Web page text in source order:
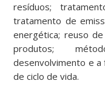
resíduos;
tratamento de
energética; reuso
produtos;
desenvolvimento e a
de ciclo de vida.